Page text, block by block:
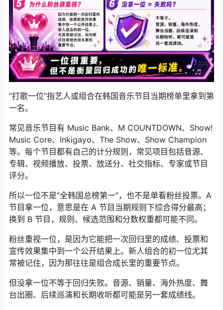
“打歌一位”指艺人或组合在韩国音乐节目当期榜单里拿到第
一名。
常见音乐节目有 Music Bank、M COUNTDOWN、Show!
Music Core、Inkigayo、The Show、Show Champion
等。每个节目都有自己的计分规则，常见项目包括音源、
专辑、视频播放、投票、放送分、社交指标、专家或节目
评分。
所以一位不是“全韩国总榜第一”，也不是单看粉丝投票。A
节目拿一位，意思是在 A 节目当期规则下综合得分最高；
换到 B 节目，规则、候选范围和分数权重都可能不同。
粉丝重视一位，是因为它能把一次回归里的成绩、投票和
宣传效果集中到一个公开结果上。新人组合的初一位尤其
常被记住，因为那往往是组合成长里的重要节点。
但没拿一位不等于回归失败。音源、销量、海外热度、舞
台出圈、后续巡演和长期收听都可能是另一套成绩线。